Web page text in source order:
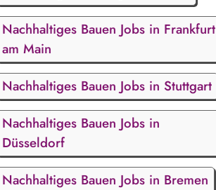
Nachhaltiges Bauen Jobs in Frankfurt
am Main
Nachhaltiges Bauen Jobs in Stuttgart
Nachhaltiges Bauen Jobs in
Düsseldorf
Nachhaltiges Bauen Jobs in Bremen